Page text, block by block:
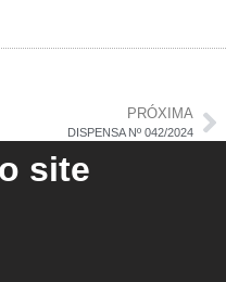
PRÓXIMA
DISPENSA Nº 042/2024
site